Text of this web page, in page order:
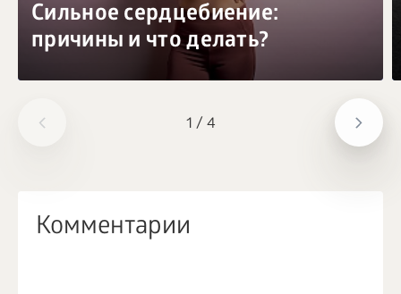
1 / 4
Сильное сердцебиение:
причины и что делать?
Комментарии